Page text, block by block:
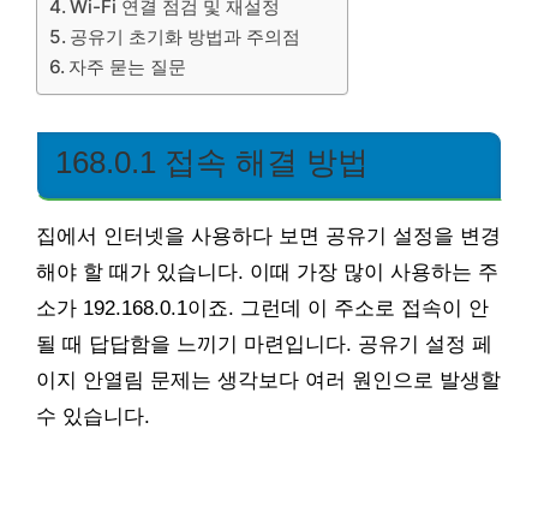
Wi-Fi 연결 점검 및 재설정
공유기 초기화 방법과 주의점
자주 묻는 질문
168.0.1 접속 해결 방법
집에서 인터넷을 사용하다 보면 공유기 설정을 변경
해야 할 때가 있습니다. 이때 가장 많이 사용하는 주
소가 192.168.0.1이죠. 그런데 이 주소로 접속이 안
될 때 답답함을 느끼기 마련입니다. 공유기 설정 페
이지 안열림 문제는 생각보다 여러 원인으로 발생할
수 있습니다.